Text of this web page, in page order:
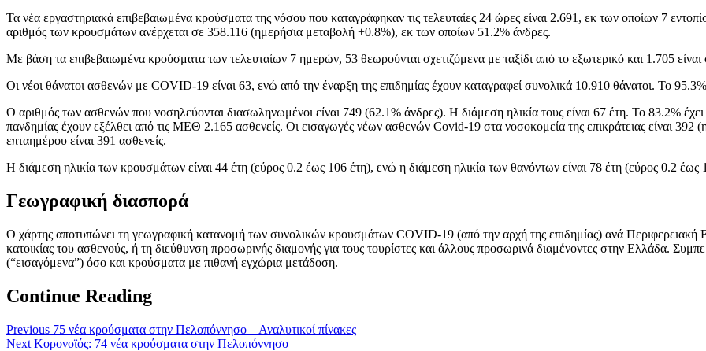
Τα νέα εργαστηριακά επιβεβαιωμένα κρούσματα της νόσου που καταγράφηκαν τις τελευταίες 24 ώρες είναι 2.691, εκ των οποίων 7
αριθμός των κρουσμάτων ανέρχεται σε 358.116 (ημερήσια μεταβολή +0.8%), εκ των οποίων 51.2% άνδρες.
Με βάση τα επιβεβαιωμένα κρούσματα των τελευταίων 7 ημερών, 53 θεωρούνται σχετιζόμενα με ταξίδι από το εξωτερικό και 1.705
Οι νέοι θάνατοι ασθενών με COVID-19 είναι 63, ενώ από την έναρξη της επιδημίας έχουν καταγραφεί συνολικά 10.910 θάνατοι. Το
Ο αριθμός των ασθενών που νοσηλεύονται διασωληνωμένοι είναι 749 (62.1% άνδρες). Η διάμεση ηλικία τους είναι 67 έτη. To 83.2%
πανδημίας έχουν εξέλθει από τις ΜΕΘ 2.165 ασθενείς. Οι εισαγωγές νέων ασθενών Covid-19 στα νοσοκομεία της επικράτειας είναι
επταημέρου είναι 391 ασθενείς.
Η διάμεση ηλικία των κρουσμάτων είναι 44 έτη (εύρος 0.2 έως 106 έτη), ενώ η διάμεση ηλικία των θανόντων είναι 78 έτη (εύρος 0.2 έως
Γεωγραφική διασπορά
Ο χάρτης αποτυπώνει τη γεωγραφική κατανομή των συνολικών κρουσμάτων COVID-19 (από την αρχή της επιδημίας) ανά Περιφερειακή
κατοικίας του ασθενούς, ή τη διεύθυνση προσωρινής διαμονής για τους τουρίστες και άλλους προσωρινά διαμένοντες στην Ελλάδα.
(“εισαγόμενα”) όσο και κρούσματα με πιθανή εγχώρια μετάδοση.
Continue Reading
Previous 75 νέα κρούσματα στην Πελοπόννησο – Αναλυτικοί πίνακες
Next Κορονοϊός: 74 νέα κρούσματα στην Πελοπόννησο